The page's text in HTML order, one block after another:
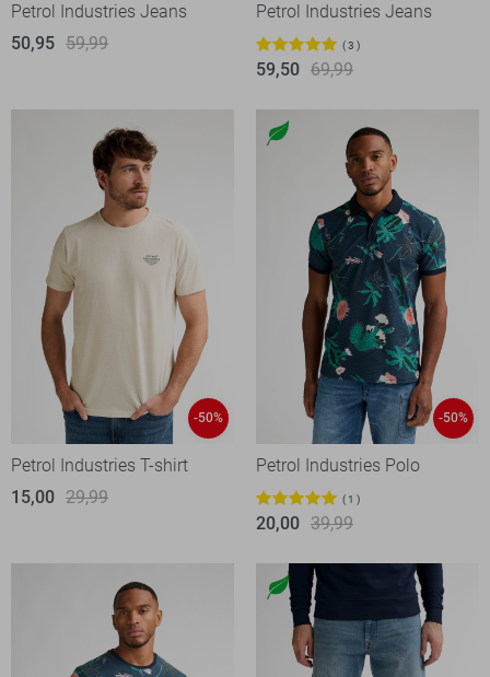
Petrol Industries Jeans
50,95 59,99
Petrol Industries Jeans
3
59,50 69,99
-50%
Petrol Industries T-shirt
15,00 29,99
-50%
Petrol Industries Polo
1
20,00 39,99